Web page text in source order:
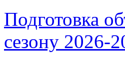
Подготовка
сезону 2026-